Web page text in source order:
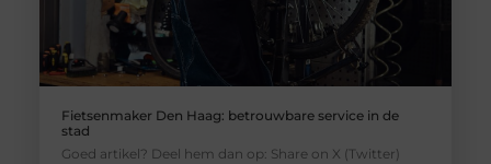
Fietsenmaker Den Haag: betrouwbare service in de
stad
Goed artikel? Deel hem dan op: Share on X (Twitter)